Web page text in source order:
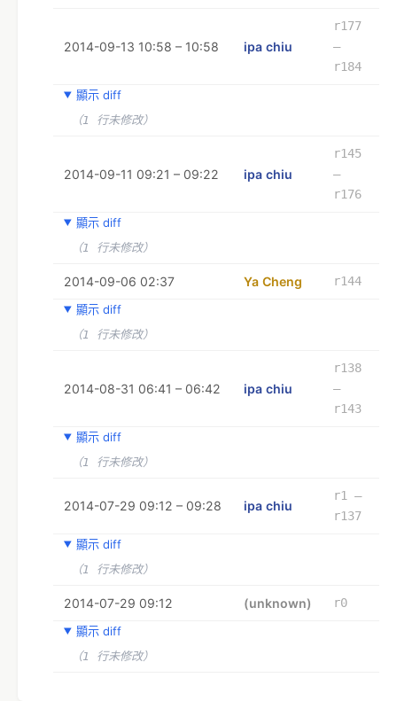
2014-09-13 10:58 – 10:58 ipa chiu
r177
–
r184
顯示 diff
（1 行未修改）
2014-09-11 09:21 – 09:22 ipa chiu
r145
–
r176
顯示 diff
（1 行未修改）
2014-09-06 02:37 Ya Cheng
r144
顯示 diff
（1 行未修改）
2014-08-31 06:41 – 06:42 ipa chiu
r138
–
r143
顯示 diff
（1 行未修改）
2014-07-29 09:12 – 09:28 ipa chiu
r1 –
r137
顯示 diff
（1 行未修改）
2014-07-29 09:12 (unknown)
r0
顯示 diff
（1 行未修改）